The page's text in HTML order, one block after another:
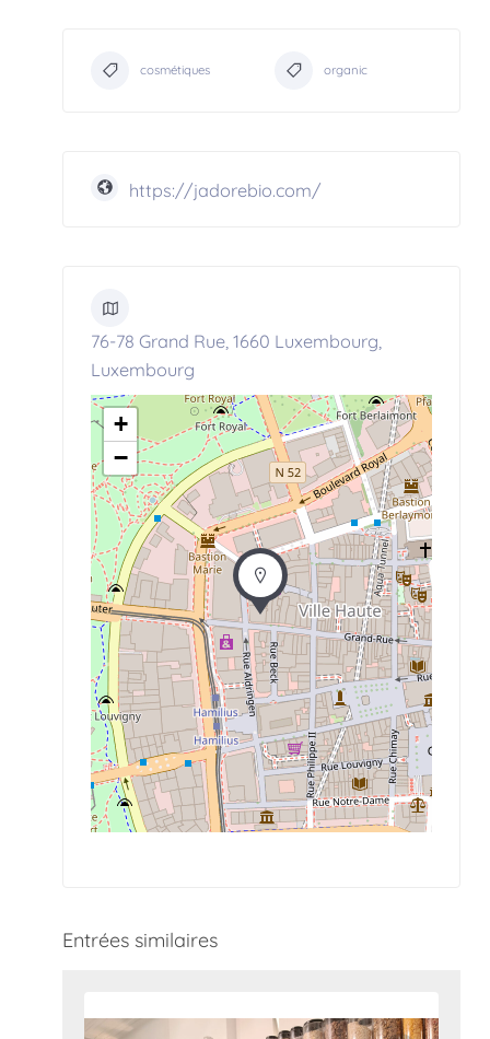
cosmétiques organic
https://jadorebio.com/
76-78 Grand Rue, 1660 Luxembourg,
Luxembourg
+
−
Entrées similaires